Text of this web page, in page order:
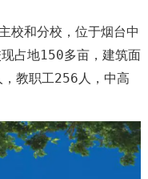
和分校，位于烟台中
占地150多亩，建筑面
教职工256人，中高